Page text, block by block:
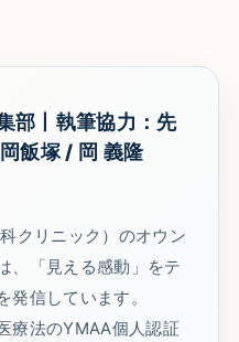
部丨執筆協力：先
飯塚 / 岡 義隆
クリニック）のオウン
、「見える感動」をテ
発信しています。
療法のYMAA個人認証